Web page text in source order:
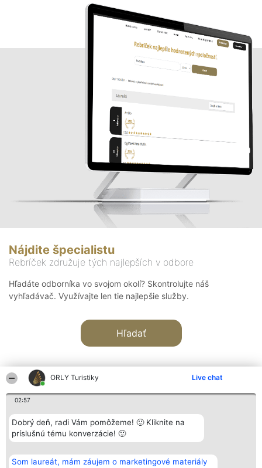
ORLY Turistiky Live chat
02:57
Dobrý deň, radi Vám pomôžeme! 🙂 Kliknite na
príslušnú tému konverzácie! 🙂
Som laureát, mám záujem o marketingové materiály
Nájdite špecialistu
Rebríček združuje tých najlepších v odbore
Hľadáte odborníka vo svojom okolí? Skontrolujte náš
vyhľadávač. Využívajte len tie najlepšie služby.
Hľadať
Organizátor hodnotenia
Bright Side Solutions sp. z o.
o. sp. k.
Wrocław 50-079
KRS 0000749100 | Regon
Hodnotenie
Laureáti
Lista
Laureatów
Podmienky
Kontakt
Kontakt